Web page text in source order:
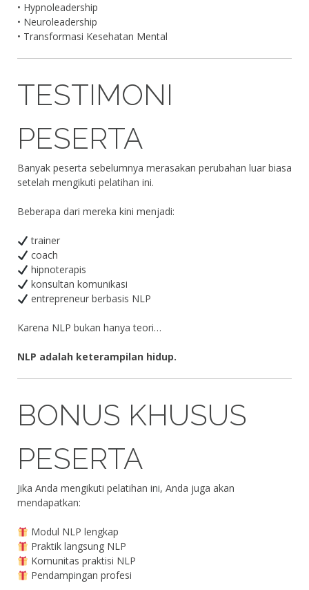
• Hypnoleadership
• Neuroleadership
• Transformasi Kesehatan Mental
TESTIMONI
PESERTA
Banyak peserta sebelumnya merasakan perubahan luar biasa
setelah mengikuti pelatihan ini.
Beberapa dari mereka kini menjadi:
trainer
coach
hipnoterapis
konsultan komunikasi
entrepreneur berbasis NLP
Karena NLP bukan hanya teori…
NLP adalah keterampilan hidup.
BONUS KHUSUS
PESERTA
Jika Anda mengikuti pelatihan ini, Anda juga akan
mendapatkan:
Modul NLP lengkap
Praktik langsung NLP
Komunitas praktisi NLP
Pendampingan profesi